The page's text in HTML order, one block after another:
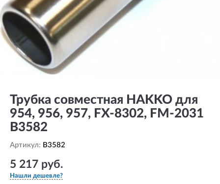
Трубка совместная HAKKO для
954, 956, 957, FX-8302, FM-2031
B3582
Артикул: B3582
5 217 руб.
Нашли дешевле?